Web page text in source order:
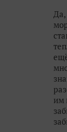
Да,
им